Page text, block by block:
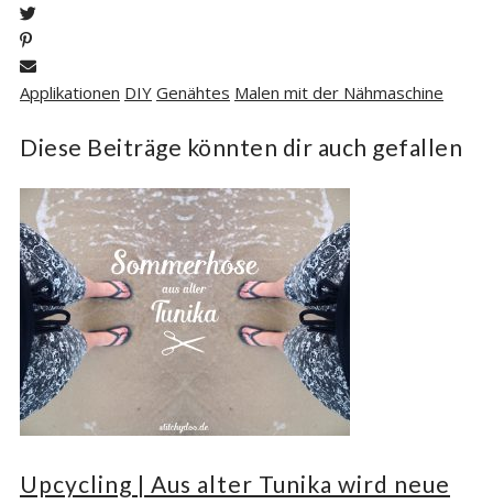
Applikationen DIY Genähtes Malen mit der Nähmaschine
Diese Beiträge könnten dir auch gefallen
Upcycling | Aus alter Tunika wird neue